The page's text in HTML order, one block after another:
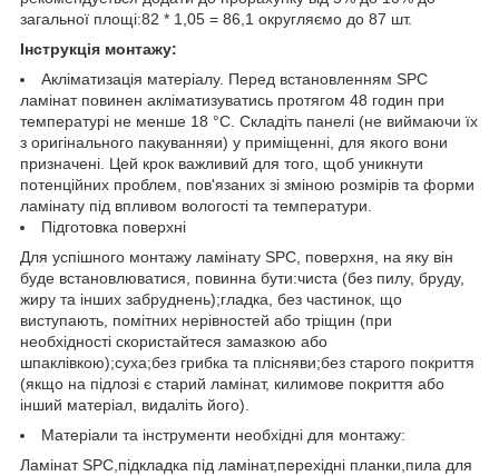
загальної площі:82 * 1,05 = 86,1 округляємо до 87 шт.
Інструкція монтажу:
Акліматизація матеріалу. Перед встановленням SPC
ламінат повинен акліматизуватись протягом 48 годин при
температурі не менше 18 °С. Складіть панелі (не виймаючи їх
з оригінального пакуванняи) у приміщенні, для якого вони
призначені. Цей крок важливий для того, щоб уникнути
потенційних проблем, пов'язаних зі зміною розмірів та форми
ламінату під впливом вологості та температури.
Підготовка поверхні
Для успішного монтажу ламінату SPC, поверхня, на яку він
буде встановлюватися, повинна бути:чиста (без пилу, бруду,
жиру та інших забруднень);гладка, без частинок, що
виступають, помітних нерівностей або тріщин (при
необхідності скористайтеся замазкою або
шпаклівкою);суха;без грибка та плісняви;без старого покриття
(якщо на підлозі є старий ламінат, килимове покриття або
інший матеріал, видаліть його).
Матеріали та інструменти необхідні для монтажу:
Ламінат SPC,підкладка під ламінат,перехідні планки,пила для